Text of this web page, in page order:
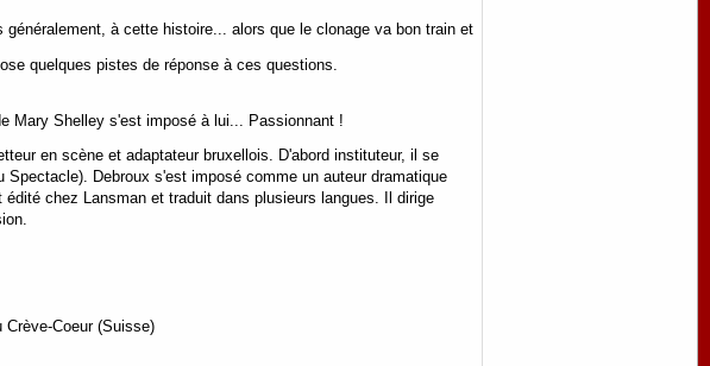
à cette histoire... alors que le clonage va bon train et
quelques pistes de réponse à ces questions.
Mary Shelley s'est imposé à lui... Passionnant !
en scène et adaptateur bruxellois. D'abord instituteur, il se
Debroux s'est imposé comme un auteur dramatique
chez Lansman et traduit dans plusieurs langues. Il dirige
Crève-Coeur (Suisse)